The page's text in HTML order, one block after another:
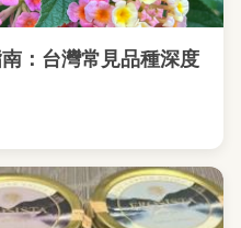
：台灣常見品種深度